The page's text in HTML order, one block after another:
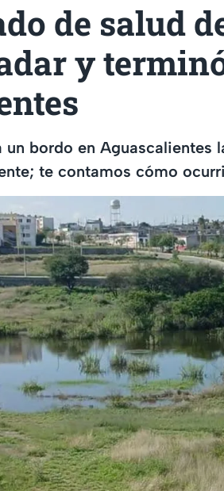
de salud
y
bordo en Aguascalientes
te contamos cómo